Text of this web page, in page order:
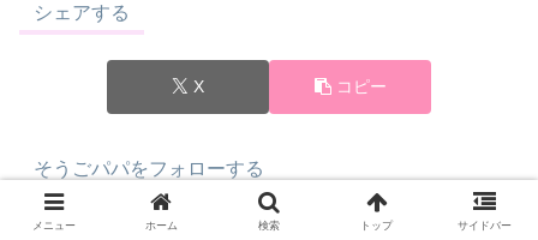
シェアする
X コピー
そうごパパをフォローする
メニュー ホーム 検索 トップ サイドバー